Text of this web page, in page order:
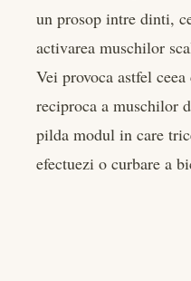
un prosop intre dinti,
activarea muschilor
Vei provoca astfel
reciproca a muschilor
pilda modul in care
efectuezi o curbare a